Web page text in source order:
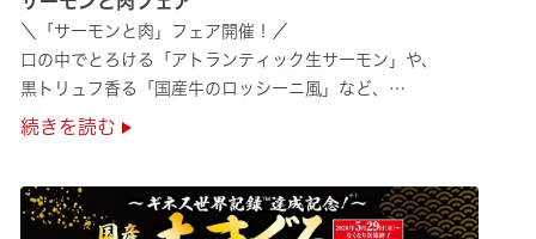
＼「サーモンと肉」フェア開催！／
口の中でとろける「アトランティック生サーモン」や、
黒トリュフ香る「国産牛のロッシーニ風」など、
圧倒的な贅沢感をぜひ店舗でご堪能ください🍣
続きを読む